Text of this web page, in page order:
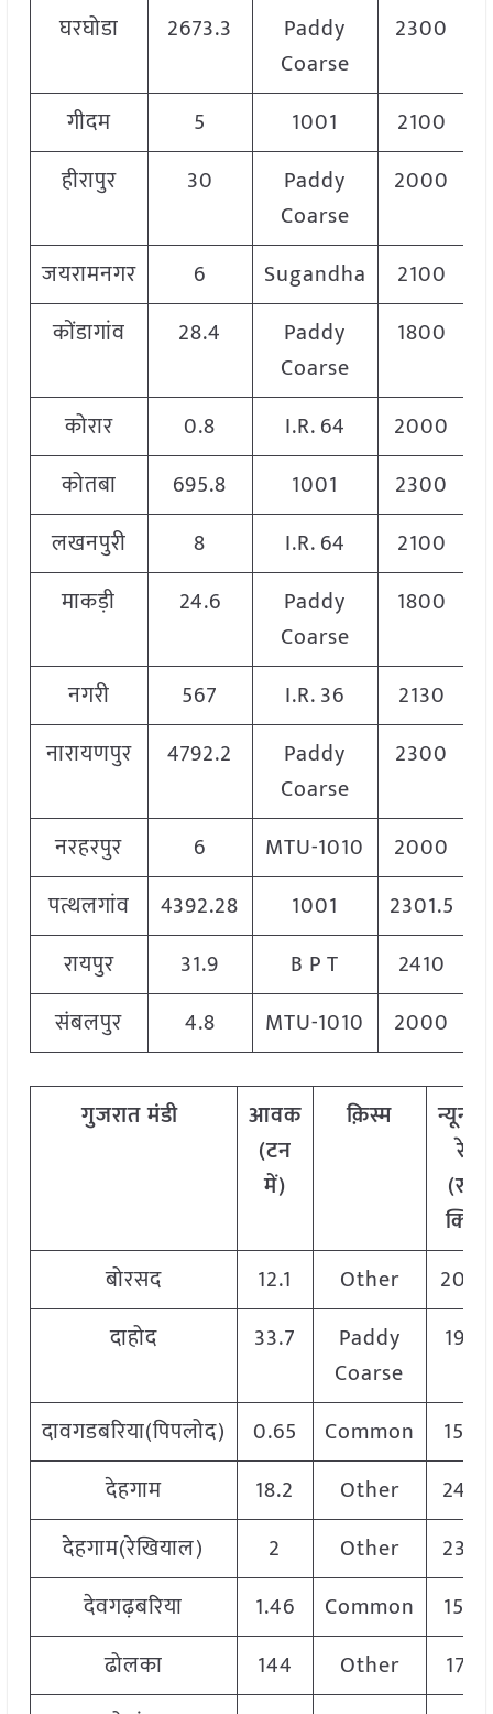
घरघोडा 2673.3
Paddy
Coarse
2300
गीदम 5 1001 2100
हीरापुर
30
Paddy
Coarse
2000
जयरामनगर 6 Sugandha 2100
कोंडागांव
28.4
Paddy
Coarse
1800
कोरार 0.8 I.R. 64 2000
कोतबा
695.8 1001 2300
लखनपुरी
8 I.R. 64 2100
माकड़ी
24.6
Paddy
Coarse
1800
नगरी 567 I.R. 36
2130
नारायणपुर
4792.2
Paddy
Coarse
2300
नरहरपुर 6 MTU-1010 2000
पत्थलगांव
4392.28 1001 2301.5
रायपुर
31.9 B P T
2410
संबलपुर
4.8 MTU-1010 2000
गुजरात मंडी
आवक
(टन
में)
क़िस्म
रेट
(रु./
क्विं.)
बोरसद
12.1 Other
दाहोद
33.7
Paddy
Coarse
1925
दावगडबरिया(पिपलोद) 0.65 Common
1560
देहगाम
18.2 Other
2445
देहगाम(रेखियाल)
2 Other
2350
देवगढ़बरिया
1.46 Common
1560
ढोलका
144 Other
1795